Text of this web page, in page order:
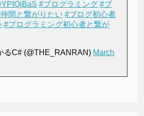
#プログラミング #ブ
間と繋がりたい #ブログ初心者
#プログラミング初心者と繋が
るC# (@THE_RANRAN) March